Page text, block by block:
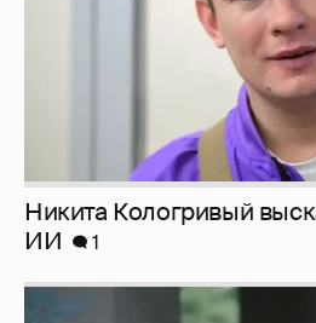
Никита Кологривый
ИИ
1